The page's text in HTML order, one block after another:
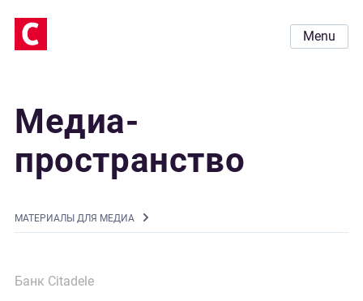
Menu
Медиа-
пространство
MАТЕРИАЛЫ ДЛЯ МЕДИА
Банк Citadele